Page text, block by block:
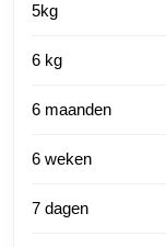
5kg
6 kg
6 maanden
6 weken
7 dagen